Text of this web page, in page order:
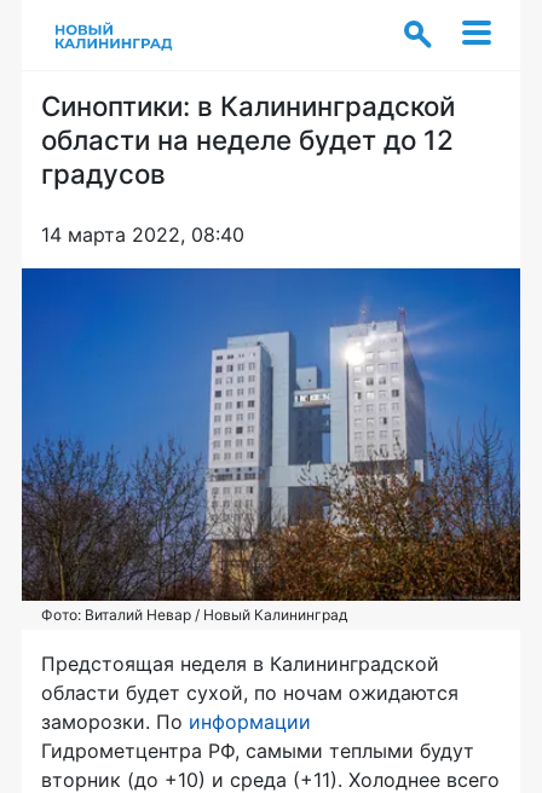
Синоптики: в Калининградской
области на неделе будет до 12
градусов
14 марта 2022, 08:40
Фото: Виталий Невар / Новый Калининград
Предстоящая неделя в Калининградской
области будет сухой, по ночам ожидаются
заморозки. По информации
Гидрометцентра РФ, самыми теплыми будут
вторник (до +10) и среда (+11). Холоднее всего